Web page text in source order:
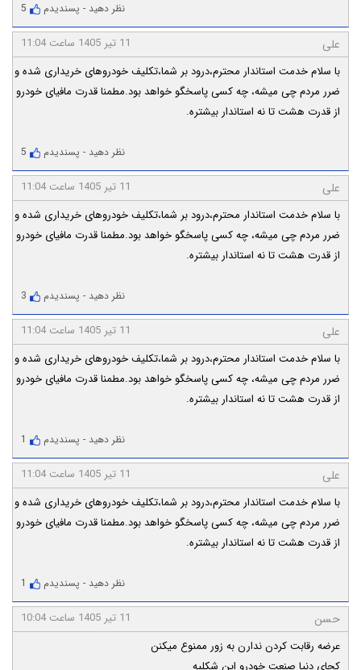
نظر دهید - پسندیدم
علی
11 تیر 1405 ساعت 11:04
با سلام خدمت استاندار محترم،درود بر شما،تکلیف خودروهای خریداری شده و
ضرر مردم چی میشه، چه کسی پاسخگو خواهد بود.مطمنا قدرت مافیای خودرو
از قدرت هشت تا نه استاندار بیشتره.
نظر دهید - پسندیدم
علی
11 تیر 1405 ساعت 11:04
با سلام خدمت استاندار محترم،درود بر شما،تکلیف خودروهای خریداری شده و
ضرر مردم چی میشه، چه کسی پاسخگو خواهد بود.مطمنا قدرت مافیای خودرو
از قدرت هشت تا نه استاندار بیشتره.
نظر دهید - پسندیدم
علی
11 تیر 1405 ساعت 11:04
با سلام خدمت استاندار محترم،درود بر شما،تکلیف خودروهای خریداری شده و
ضرر مردم چی میشه، چه کسی پاسخگو خواهد بود.مطمنا قدرت مافیای خودرو
از قدرت هشت تا نه استاندار بیشتره.
نظر دهید - پسندیدم
علی
11 تیر 1405 ساعت 11:04
با سلام خدمت استاندار محترم،درود بر شما،تکلیف خودروهای خریداری شده و
ضرر مردم چی میشه، چه کسی پاسخگو خواهد بود.مطمنا قدرت مافیای خودرو
از قدرت هشت تا نه استاندار بیشتره.
نظر دهید - پسندیدم
حسن
11 تیر 1405 ساعت 10:04
عرضه رقابت کردن ندارن به زور ممنوع میکنن
کجای دنیا صنعت خودرو این شکلیه